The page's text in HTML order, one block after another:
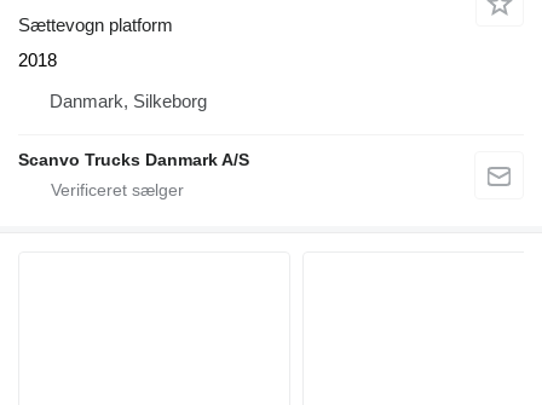
Sættevogn platform
2018
Danmark, Silkeborg
Scanvo Trucks Danmark A/S